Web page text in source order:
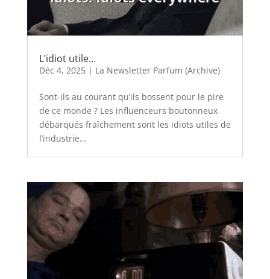
L’idiot utile…
Déc 4, 2025| La Newsletter Parfum (Archive)
Sont-ils au courant qu’ils bossent pour le pire
de ce monde ? Les influenceurs boutonneux
débarqués fraîchement sont les idiots utiles de
l’industrie…